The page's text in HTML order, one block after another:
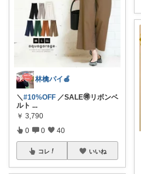
林檎パイ🍎
＼ #10%OFF ／SALE🉐リボンベ
ルト ...
￥ 3,790
0 0 40
コレ いいね